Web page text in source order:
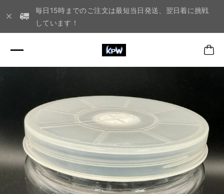
毎日15時までのご注文は最短当日発送、翌日着に挑戦
しています！